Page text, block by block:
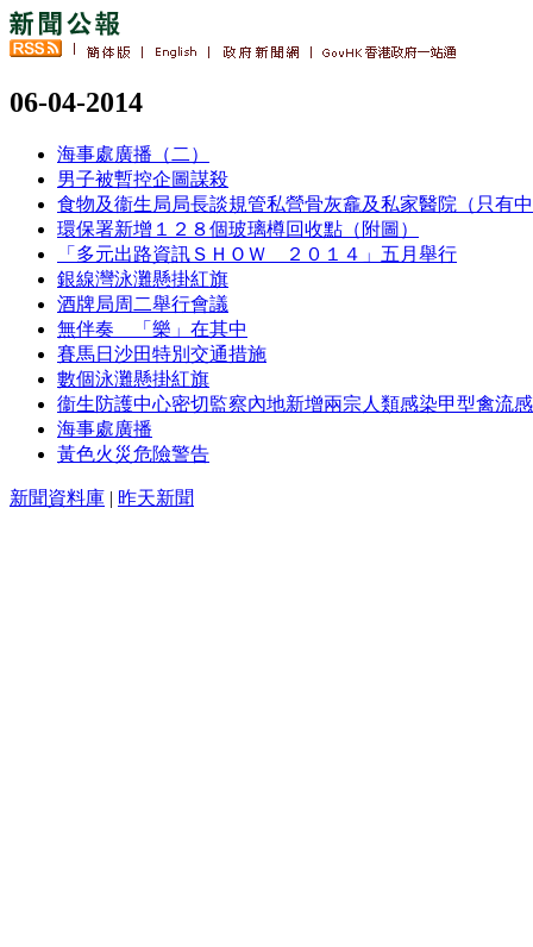
06-04-2014
海事處廣播（二）
男子被暫控企圖謀殺
食物及衞生局局長談規管私營骨灰龕及私家醫院（只有
環保署新增１２８個玻璃樽回收點（附圖）
「多元出路資訊ＳＨＯＷ ２０１４」五月舉行
銀線灣泳灘懸掛紅旗
酒牌局周二舉行會議
無伴奏 「樂」在其中
賽馬日沙田特別交通措施
數個泳灘懸掛紅旗
衞生防護中心密切監察內地新增兩宗人類感染甲型禽流
海事處廣播
黃色火災危險警告
新聞資料庫 | 昨天新聞